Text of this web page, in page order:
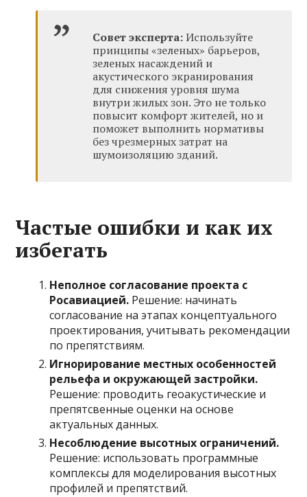
Совет эксперта:Используйте
принципы «зеленых» барьеров,
зеленых насаждений и
акустического экранирования
для снижения уровня шума
внутри жилых зон. Это не только
повысит комфорт жителей, но и
поможет выполнить нормативы
без чрезмерных затрат на
шумоизоляцию зданий.
Частые ошибки и как их
избегать
Неполное согласование проекта с
Росавиацией. Решение: начинать
согласование на этапах концептуального
проектирования, учитывать рекомендации
по препятствиям.
Игнорирование местных особенностей
рельефа и окружающей застройки.
Решение: проводить геоакустические и
препятсвенные оценки на основе
актуальных данных.
Несоблюдение высотных ограничений.
Решение: использовать программные
комплексы для моделирования высотных
профилей и препятствий.